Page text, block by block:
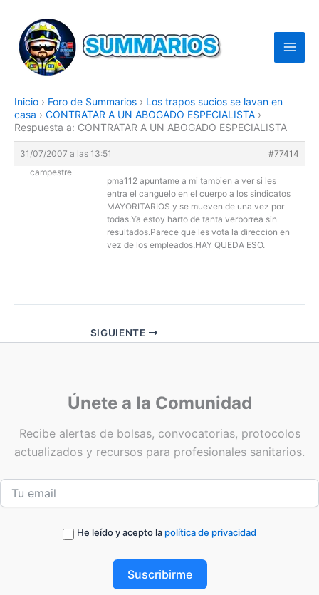
contenido
Inicio › Foro de Summarios › Los trapos sucios se lavan en
casa › CONTRATAR A UN ABOGADO ESPECIALISTA ›
Respuesta a: CONTRATAR A UN ABOGADO ESPECIALISTA
31/07/2007 a las 13:51
#77414
campestre
pma112 apuntame a mi tambien a ver si les
entra el canguelo en el cuerpo a los sindicatos
MAYORITARIOS y se mueven de una vez por
todas.Ya estoy harto de tanta verborrea sin
resultados.Parece que les vota la direccion en
vez de los empleados.HAY QUEDA ESO.
SIGUIENTE
Únete a la Comunidad
Recibe alertas de bolsas, convocatorias, protocolos
actualizados y recursos para profesionales sanitarios.
He leído y acepto la política de privacidad
Suscribirme